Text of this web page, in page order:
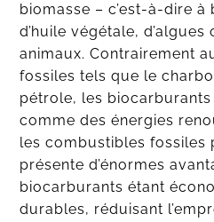
biomasse – c’est-à-dire à
d’huile végétale,
animaux. Contrairement
fossiles tels que le
pétrole, les
comme des énergies
les combustibles fossiles
présente d’énormes
biocarburants étant
durables, réduisant